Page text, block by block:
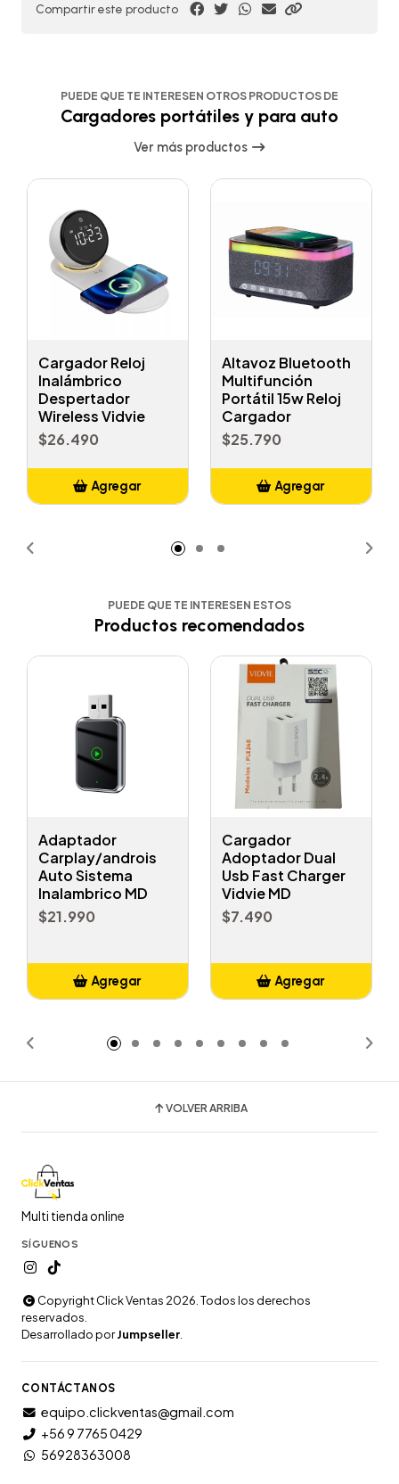
Compartir este producto
PUEDE QUE TE INTERESEN OTROS PRODUCTOS DE
Cargadores portátiles y para auto
Ver más productos
Cargador Reloj
Inalámbrico
Despertador
Wireless Vidvie
$26.490
Agregar
Altavoz Bluetooth
Multifunción
Portátil 15w Reloj
Cargador
$25.790
Agregar
PUEDE QUE TE INTERESEN ESTOS
Productos recomendados
Adaptador
Carplay/androis
Auto Sistema
Inalambrico MD
$21.990
Agregar
Cargador
Adoptador Dual
Usb Fast Charger
Vidvie MD
$7.490
Agregar
VOLVER ARRIBA
Multi tienda online
SÍGUENOS
Copyright Click Ventas 2026. Todos los derechos
reservados.
Desarrollado porJumpseller
CONTÁCTANOS
equipo.clickventas@gmail.com
+56 9 7765 0429
56928363008